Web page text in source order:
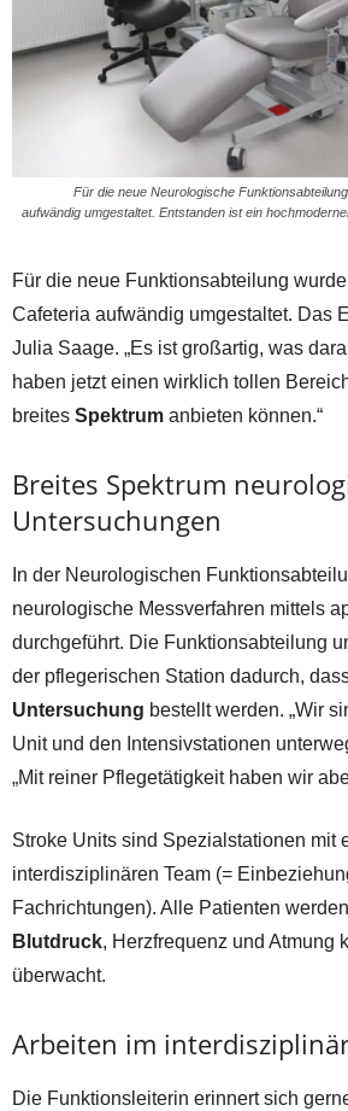
Für die neue Neurologische
aufwändig umgestaltet. Entstanden ist ein
Für die neue Funktionsabteilung
Cafeteria aufwändig umgestaltet. Das
Julia Saage. „Es ist großartig, was
haben jetzt einen wirklich tollen
breites Spektrum anbieten können.“
Breites Spektrum
Untersuchungen
In der Neurologischen
neurologische Messverfahren mittels
durchgeführt. Die Funktionsabteilung
der pflegerischen Station dadurch,
Untersuchung bestellt werden. „Wir
Unit und den Intensivstationen
„Mit reiner Pflegetätigkeit haben wir
Stroke Units sind Spezialstationen mit
interdisziplinären Team (=
Fachrichtungen). Alle Patienten
Blutdruck, Herzfrequenz und Atmung
überwacht.
Arbeiten im
Die Funktionsleiterin erinnert sich